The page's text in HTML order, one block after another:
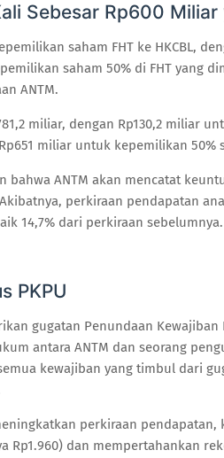
Sebesar Rp600
saham FHT ke HKCBL,
saham 50% di FHT yang
ANTM.
miliar, dengan Rp130,2 miliar
miliar untuk kepemilikan 50%
bahwa ANTM akan mencatat
perkiraan pendapatan
14,7% dari perkiraan sebelumnya.
PKPU
gugatan Penundaan Kewajiban
antara ANTM dan seorang
kewajiban yang timbul dari
perkiraan pendapatan,
Rp1.960) dan mempertahankan